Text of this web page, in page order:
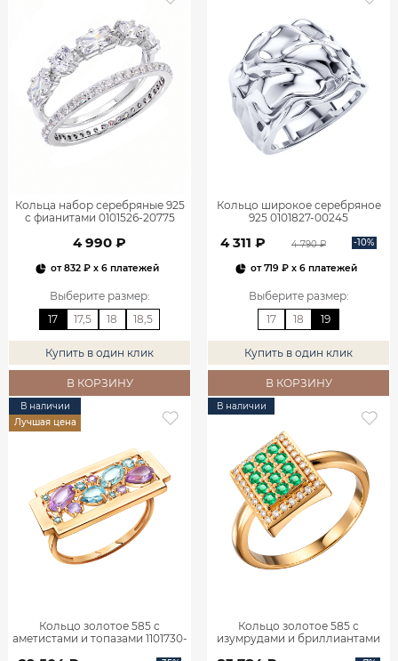
Кольца набор серебряные 925
с фианитами 0101526-20775
4 990 ₽
от832 ₽ x 6 платежей
Выберите размер:
17
17,5 18 18,5
Купить в один клик
В КОРЗИНУ
Кольцо широкое серебряное
925 0101827-00245
4 311 ₽ 4 790 ₽ -10%
от719 ₽ x 6 платежей
Выберите размер:
17
18 19
Купить в один клик
В КОРЗИНУ
В наличии
Лучшая цена
Кольцо золотое 585 с
аметистами и топазами 1101730-
В наличии
Кольцо золотое 585 с
изумрудами и бриллиантами